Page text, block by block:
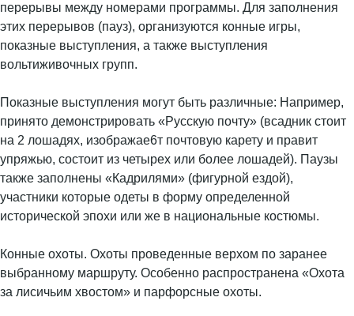
перерывы между номерами программы. Для заполнения
этих перерывов (пауз), организуются конные игры,
показные выступления, а также выступления
вольтиживочных групп.
Показные выступления могут быть различные: Например,
принято демонстрировать «Русскую почту» (всадник стоит
на 2 лошадях, изображае6т почтовую карету и правит
упряжью, состоит из четырех или более лошадей). Паузы
также заполнены «Кадрилями» (фигурной ездой),
участники которые одеты в форму определенной
исторической эпохи или же в национальные костюмы.
Конные охоты. Охоты проведенные верхом по заранее
выбранному маршруту. Особенно распространена «Охота
за лисичьим хвостом» и парфорсные охоты.